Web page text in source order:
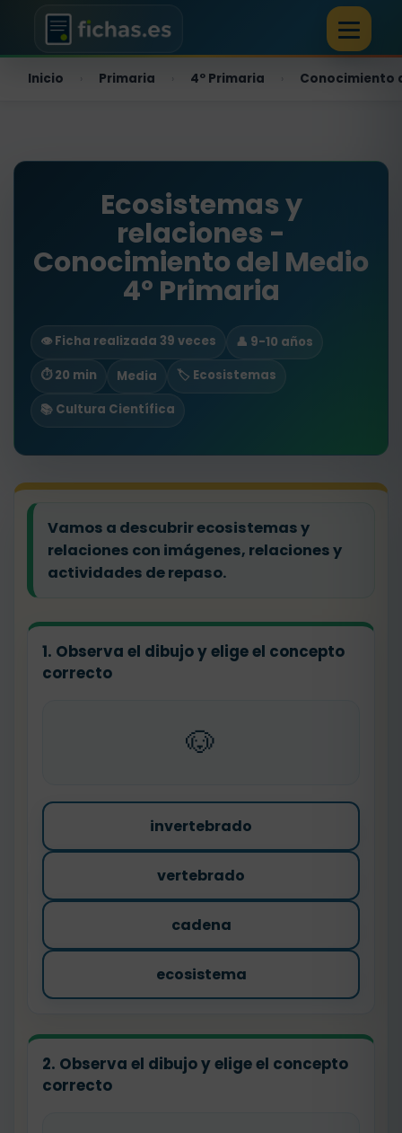
Inicio Primaria 4º Primaria Conocimiento
Ecosistemas y
relaciones -
Conocimiento del Medio
4º Primaria
👁️ Ficha realizada 39 veces
👤 9-10 años
⏱ 20 min
Media
🏷️ Ecosistemas
📚 Cultura Científica
Vamos a descubrir ecosistemas y
relaciones con imágenes, relaciones y
actividades de repaso.
1. Observa el dibujo y elige el concepto
correcto
🐶
invertebrado
vertebrado
cadena
ecosistema
2. Observa el dibujo y elige el concepto
correcto